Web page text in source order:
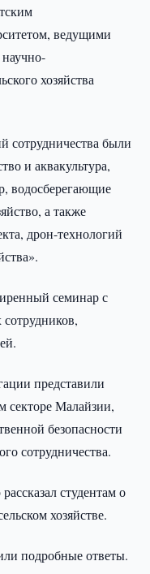
ведущими
хозяйства
сотрудничества были
и аквакультура,
водосберегающие
а также
дрон-технологий
семинар с
представили
секторе Малайзии,
безопасности
сотрудничества.
студентам о
хозяйстве.
подробные ответы.